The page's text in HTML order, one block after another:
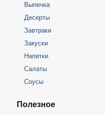
Выпечка
Десерты
Завтраки
Закуски
Напитки
Салаты
Соусы
Полезное